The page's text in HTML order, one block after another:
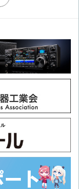
ェネレータ